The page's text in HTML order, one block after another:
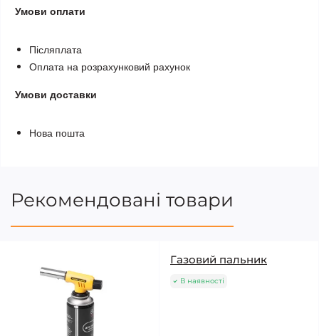
Умови оплати
Післяплата
Оплата на розрахунковий рахунок
Умови доставки
Нова пошта
Рекомендовані товари
Газовий пальник
В наявності